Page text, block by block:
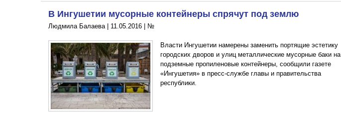
В Ингушетии мусорные контейнеры спрячут под землю
Людмила Балаева | 11.05.2016 | №
Власти Ингушетии намерены заменить портящие эстетику
городских дворов и улиц металлические мусорные баки на
подземные пропиленовые контейнеры, сообщили газете
«Ингушетия» в пресс-службе главы и правительства
республики.